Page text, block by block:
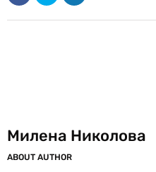
Милена Николова
ABOUT AUTHOR